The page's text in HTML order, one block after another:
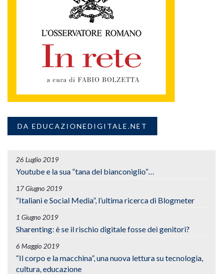
DA EDUCAZIONEDIGITALE.NET
26 Luglio 2019
Youtube e la sua “tana del bianconiglio”…
17 Giugno 2019
“Italiani e Social Media”, l’ultima ricerca di Blogmeter
1 Giugno 2019
Sharenting: è se il rischio digitale fosse dei genitori?
6 Maggio 2019
“Il corpo e la macchina”, una nuova lettura su tecnologia,
cultura, educazione